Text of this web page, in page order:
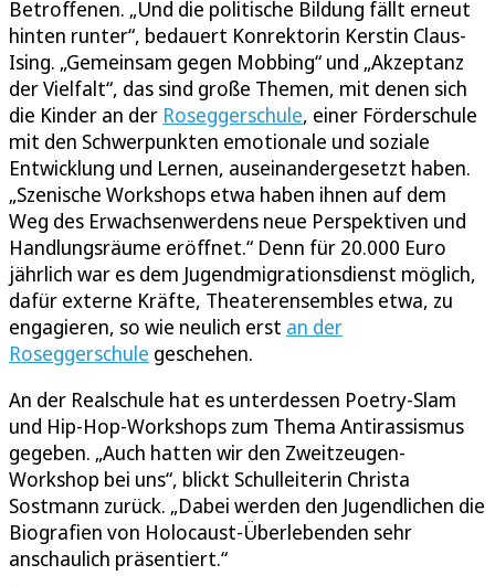
Betroffenen. „Und die politische Bildung fällt erneut
hinten runter“, bedauert Konrektorin Kerstin Claus-
Ising. „Gemeinsam gegen Mobbing“ und „Akzeptanz
der Vielfalt“, das sind große Themen, mit denen sich
die Kinder an der Roseggerschule, einer Förderschule
mit den Schwerpunkten emotionale und soziale
Entwicklung und Lernen, auseinandergesetzt haben.
„Szenische Workshops etwa haben ihnen auf dem
Weg des Erwachsenwerdens neue Perspektiven und
Handlungsräume eröffnet.“ Denn für 20.000 Euro
jährlich war es dem Jugendmigrationsdienst möglich,
dafür externe Kräfte, Theaterensembles etwa, zu
engagieren, so wie neulich erst an der
Roseggerschule geschehen.
An der Realschule hat es unterdessen Poetry-Slam
und Hip-Hop-Workshops zum Thema Antirassismus
gegeben. „Auch hatten wir den Zweitzeugen-
Workshop bei uns“, blickt Schulleiterin Christa
Sostmann zurück. „Dabei werden den Jugendlichen die
Biografien von Holocaust-Überlebenden sehr
anschaulich präsentiert.“